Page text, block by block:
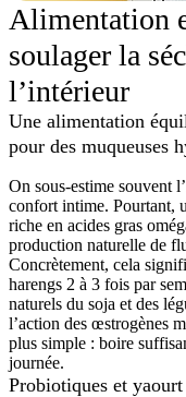
Alimentation
soulager la
l’intérieur
Une alimentation
pour des muqueuses
On sous-estime souvent
confort intime. Pourtant,
riche en acides gras
production naturelle de
Concrètement, cela
harengs 2 à 3 fois par
naturels du soja et des
l’action des œstrogènes
plus simple : boire
journée.
Probiotiques et